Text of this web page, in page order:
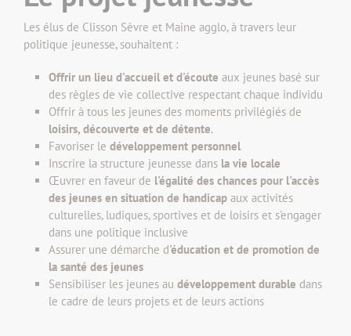
Les élus de Clisson Sèvre et Maine agglo, à travers leur
politique jeunesse, souhaitent :
Offrir un lieu d'accueil et d'écoute aux jeunes basé sur
des règles de vie collective respectant chaque individu
Offrir à tous les jeunes des moments privilégiés de
loisirs, découverte et de détente.
Favoriser le développement personnel
Inscrire la structure jeunesse dans la vie locale
Œuvrer en faveur de l'égalité des chances pour l'accès
des jeunes en situation de handicap aux activités
culturelles, ludiques, sportives et de loisirs et s'engager
dans une politique inclusive
Assurer une démarche d'éducation et de promotion de
la santé des jeunes
Sensibiliser les jeunes au développement durable dans
le cadre de leurs projets et de leurs actions